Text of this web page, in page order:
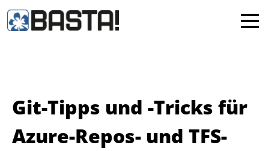
Git-Tipps und -Tricks für
Azure-Repos- und TFS-
MAINZ
Alle